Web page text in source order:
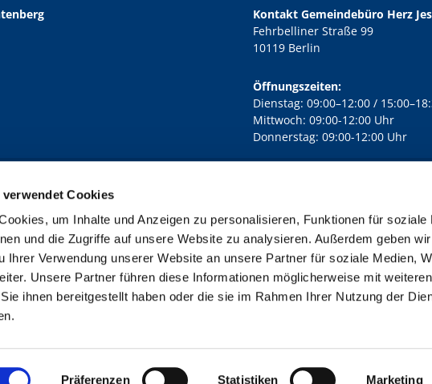
verwendet Cookies
um Inhalte und Anzeigen zu personalisieren, Funktionen für soziale
und die Zugriffe auf unsere Website zu analysieren. Außerdem geben wir
Ihrer Verwendung unserer Website an unsere Partner für soziale Medien,
Unsere Partner führen diese Informationen möglicherweise mit
ihnen bereitgestellt haben oder die sie im Rahmen Ihrer Nutzung der
Präferenzen Statistiken Marketing
Kontakt Gemeindebüro Herz
Fehrbelliner Straße 99
10119 Berlin
Öffnungszeiten:
Dienstag: 09:00–12:00 /
Mittwoch: 09:00-12:00 Uhr
Donnerstag: 09:00-12:00 Uhr
Bernhard Lichtenberg Berlin-Mitte · Yorckstr. 88C, 10965 Berlin
Kontaktinformationen Impressum